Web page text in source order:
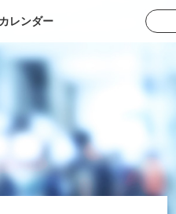
レンダー